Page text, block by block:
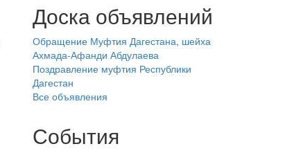
Доска объявлений
Обращение Муфтия Дагестана, шейха
Ахмада-Афанди Абдулаева
Поздравление муфтия Республики
Дагестан
Все объявления
События